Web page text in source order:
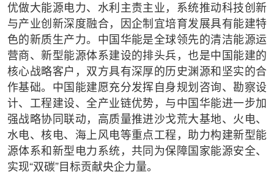
优做大能源电力、水利主责主业，系统推动科技创新
与产业创新深度融合，因企制宜培育发展具有能建特
色的新质生产力。中国华能是全球领先的清洁能源运
营商、新型能源体系建设的排头兵，也是中国能建的
核心战略客户，双方具有深厚的历史渊源和坚实的合
作基础。中国能建愿充分发挥自身规划咨询、勘察设
计、工程建设、全产业链优势，与中国华能进一步加
强战略协同联动，高质量推进沙戈荒大基地、火电、
水电、核电、海上风电等重点工程，助力构建新型能
源体系和新型电力系统，共同为保障国家能源安全、
实现“双碳”目标贡献央企力量。